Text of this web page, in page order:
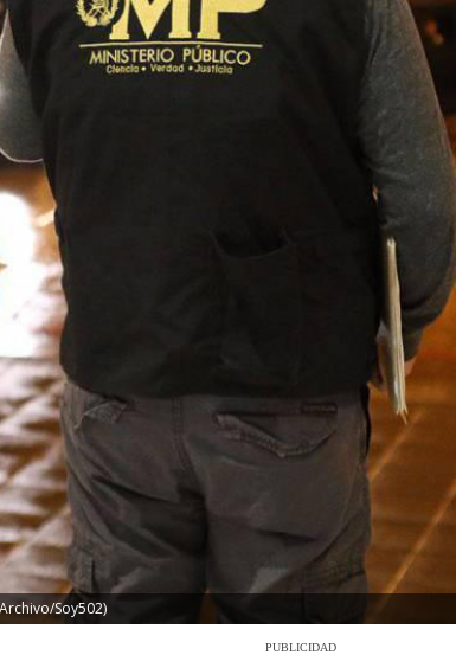
Soy502)
PUBLICIDAD